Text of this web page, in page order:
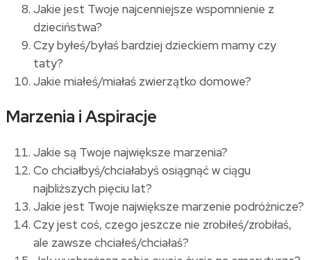
Jakie jest Twoje najcenniejsze wspomnienie z
dzieciństwa?
Czy byłeś/byłaś bardziej dzieckiem mamy czy
taty?
Jakie miałeś/miałaś zwierzątko domowe?
Marzenia i Aspiracje
Jakie są Twoje największe marzenia?
Co chciałbyś/chciałabyś osiągnąć w ciągu
najbliższych pięciu lat?
Jakie jest Twoje największe marzenie podróżnicze?
Czy jest coś, czego jeszcze nie zrobiłeś/zrobiłaś,
ale zawsze chciałeś/chciałaś?